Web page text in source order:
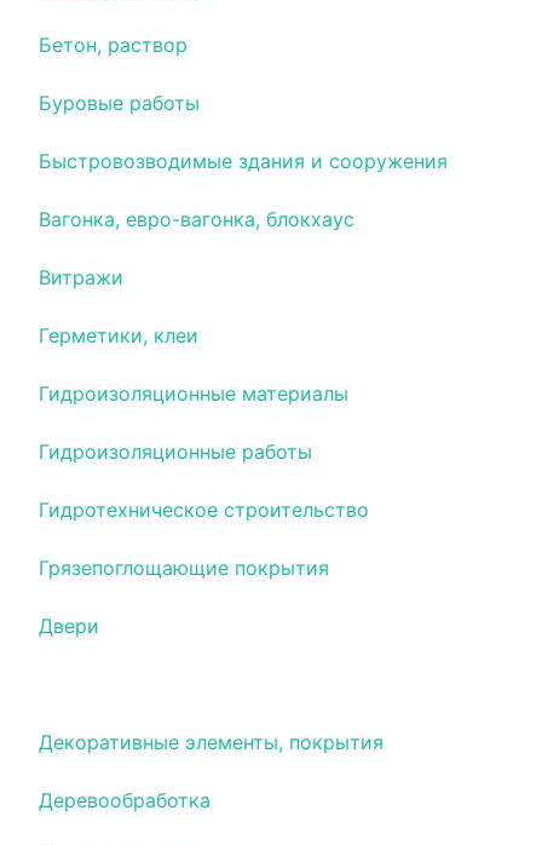
Бетон, раствор
Буровые работы
Быстровозводимые здания и сооружения
Вагонка, евро-вагонка, блокхаус
Витражи
Герметики, клеи
Гидроизоляционные материалы
Гидроизоляционные работы
Гидротехническое строительство
Грязепоглощающие покрытия
Двери
Декоративные элементы, покрытия
Деревообработка